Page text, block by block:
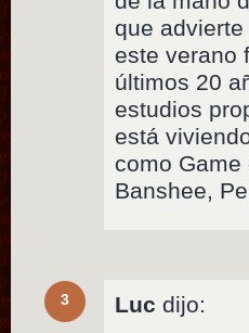
que
este verano
últimos 20
estudios
está
como
Banshee,
3 Luc dijo: